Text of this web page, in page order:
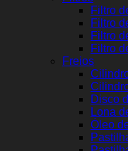
Filtro
Filtro
Filtro
Filtro
Freios
Disco
Lona
Óleo